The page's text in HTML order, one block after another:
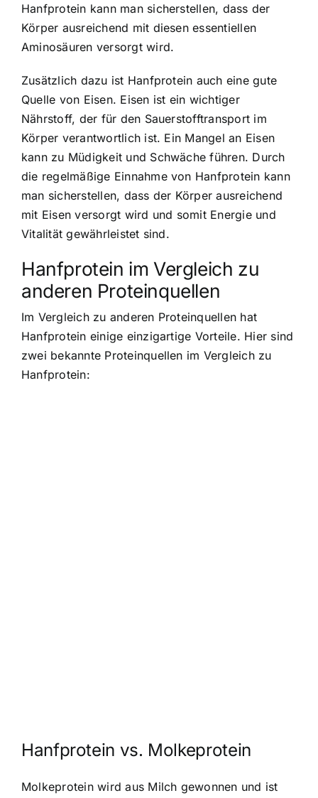
Hanfprotein kann man sicherstellen, dass der
Körper ausreichend mit diesen essentiellen
Aminosäuren versorgt wird.
Zusätzlich dazu ist Hanfprotein auch eine gute
Quelle von Eisen. Eisen ist ein wichtiger
Nährstoff, der für den Sauerstofftransport im
Körper verantwortlich ist. Ein Mangel an Eisen
kann zu Müdigkeit und Schwäche führen. Durch
die regelmäßige Einnahme von Hanfprotein kann
man sicherstellen, dass der Körper ausreichend
mit Eisen versorgt wird und somit Energie und
Vitalität gewährleistet sind.
Hanfprotein im Vergleich zu
anderen Proteinquellen
Im Vergleich zu anderen Proteinquellen hat
Hanfprotein einige einzigartige Vorteile. Hier sind
zwei bekannte Proteinquellen im Vergleich zu
Hanfprotein:
Hanfprotein vs. Molkeprotein
Molkeprotein wird aus Milch gewonnen und ist